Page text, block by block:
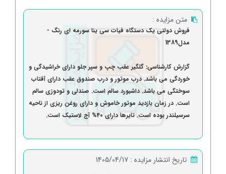
متن مزایده :
فروش دولتی یک دستگاه فیات سی ینا سورمه ای رنگ -
مدل1389
گزارش کارشناسی: گلگیر عقب چپ و سپر جلو دارای خراشیدگی و
خوردگی می باشد. درب موتور و درب صندوق عقب دارای آفتاب
سوختگی می باشد. داشبورد سالم است. صندلی و تودوزی سالم
است. در زمان بازدید موتور خاموش و دارای روغن ریزی از ناحیه
سرسیلندر بوده است. تایرها دارای 40% آج لاستیک است.
تاریخ انتشار مزایده : 1405/04/17